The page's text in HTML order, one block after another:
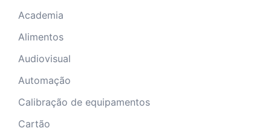
Academia
Alimentos
Audiovisual
Automação
Calibração de equipamentos
Cartão